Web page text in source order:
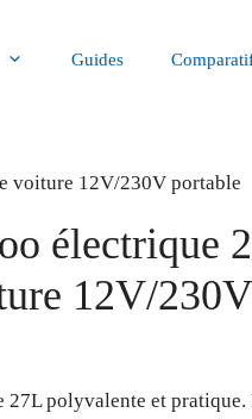
Guides
voiture 12V/230V portable
électrique
12V/
polyvalente et